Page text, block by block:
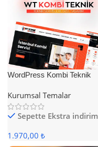
WordPress Kombi Teknik
Kurumsal Temalar
Sepette Ekstra indirim
1.970,00 ₺